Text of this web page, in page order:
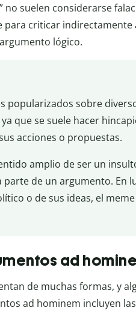
no suelen considerarse
para criticar
lógico.
popularizados sobre
que se suele hacer
acciones o propuestas.
amplio de ser un
de un argumento. En
o de sus ideas, el
ad
de muchas formas, y
ad hominem incluyen